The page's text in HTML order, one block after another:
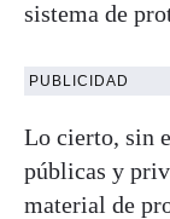
sistema de
PUBLICIDAD
Lo cierto, sin
públicas y
material de